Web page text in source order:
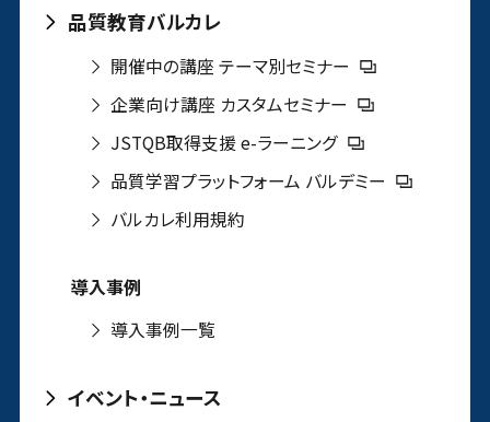
品質教育バルカレ
開催中の講座 テーマ別セミナー
企業向け講座 カスタムセミナー
JSTQB取得支援 e-ラーニング
品質学習プラットフォーム バルデミー
バルカレ利用規約
導入事例
導入事例一覧
イベント・ニュース